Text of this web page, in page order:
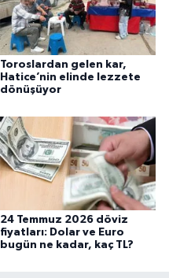
Toroslardan gelen kar,
Hatice’nin elinde lezzete
dönüşüyor
24 Temmuz 2026 döviz
fiyatları: Dolar ve Euro
bugün ne kadar, kaç TL?